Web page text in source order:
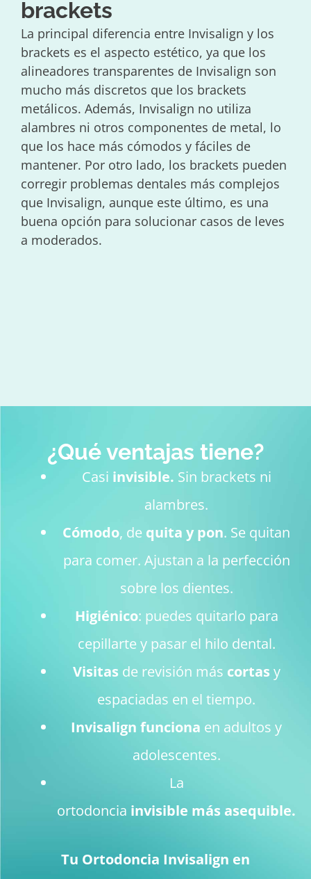
brackets
La principal diferencia entre Invisalign y los
brackets es el aspecto estético, ya que los
alineadores transparentes de Invisalign son
mucho más discretos que los brackets
metálicos. Además, Invisalign no utiliza
alambres ni otros componentes de metal, lo
que los hace más cómodos y fáciles de
mantener. Por otro lado, los brackets pueden
corregir problemas dentales más complejos
que Invisalign, aunque este último, es una
buena opción para solucionar casos de leves
a moderados.
¿Qué ventajas tiene?
Casi invisible. Sin brackets ni
alambres.
Cómodo, de quita y pon. Se quitan
para comer. Ajustan a la perfección
sobre los dientes.
Higiénico: puedes quitarlo para
cepillarte y pasar el hilo dental.
Visitas de revisión más cortas y
espaciadas en el tiempo.
Invisalign funciona en adultos y
adolescentes.
La
ortodoncia invisible más asequible.
Tu Ortodoncia Invisalign en